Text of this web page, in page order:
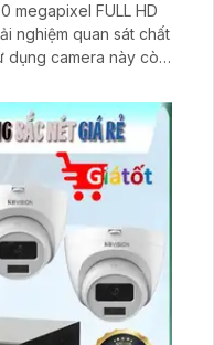
megapixel FULL HD
nghiệm quan sát chất
đáng tin cậy, cam